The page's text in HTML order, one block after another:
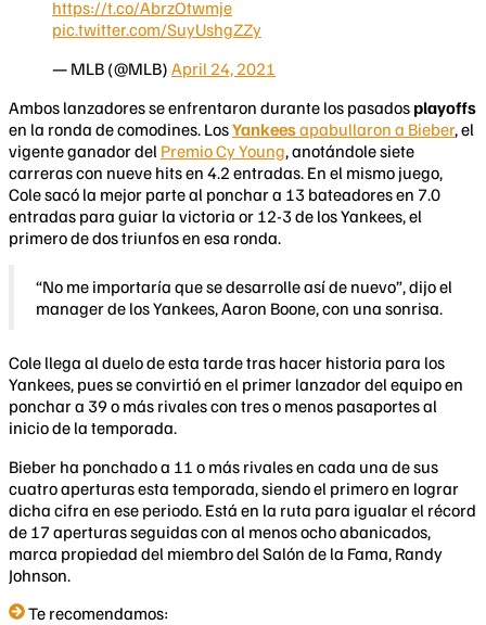
https://t.co/AbrzOtwmje
pic.twitter.com/SuyUshgZZy
— MLB (@MLB) April 24, 2021
Ambos lanzadores se enfrentaron durante los pasados playoffs
en la ronda de comodines. LosYankeesapabullaron a Bieber, el
vigente ganador del Premio Cy Young, anotándole siete
carreras con nueve hits en 4.2 entradas. En el mismo juego,
Cole sacó la mejor parte al ponchar a 13 bateadores en 7.0
entradas para guiar la victoria or 12-3 de los Yankees, el
primero de dos triunfos en esa ronda.
“No me importaría que se desarrolle así de nuevo”, dijo el
manager de los Yankees, Aaron Boone, con una sonrisa.
Cole llega al duelo de esta tarde tras hacer historia para los
Yankees, pues se convirtió en el primer lanzador del equipo en
ponchar a 39 o más rivales con tres o menos pasaportes al
inicio de la temporada.
Bieber ha ponchado a 11 o más rivales en cada una de sus
cuatro aperturas esta temporada, siendo el primero en lograr
dicha cifra en ese periodo. Está en la ruta para igualar el récord
de 17 aperturas seguidas con al menos ocho abanicados,
marca propiedad del miembro del Salón de la Fama, Randy
Johnson.
Te recomendamos: